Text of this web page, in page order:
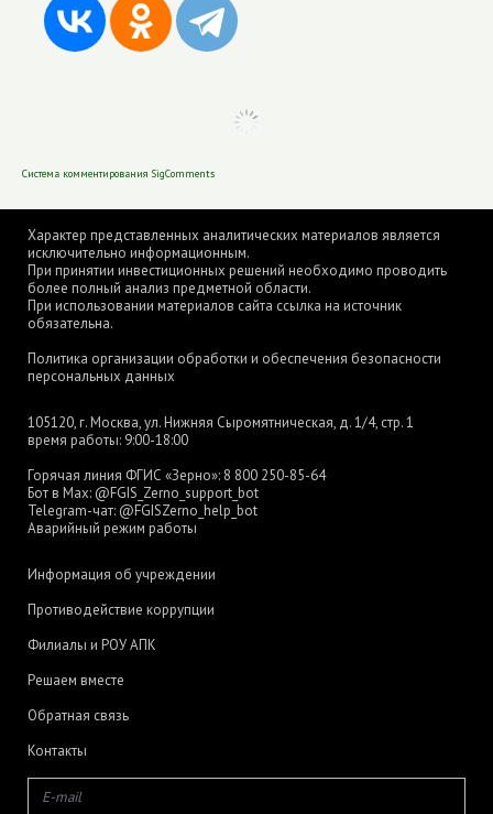
Система комментирования SigComments
Характер представленных аналитических материалов является
исключительно информационным.
При принятии инвестиционных решений необходимо проводить
более полный анализ предметной области.
При использовании материалов сайта ссылка на источник
обязательна.
Политика организации обработки и обеспечения безопасности
персональных данных
105120, г. Москва, ул. Нижняя Сыромятническая, д. 1/4, стр. 1
время работы: 9:00-18:00
Горячая линия ФГИС «Зерно»: 8 800 250-85-64
Бот в Max: @FGIS_Zerno_support_bot
Telegram-чат: @FGISZerno_help_bot
Аварийный режим работы
Информация об учреждении
Противодействие коррупции
Филиалы и РОУ АПК
Решаем вместе
Обратная связь
Контакты